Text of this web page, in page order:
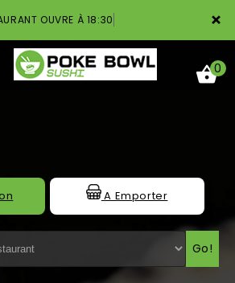
×
OUVRE À 18:30
0
A Emporter
Go!